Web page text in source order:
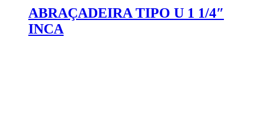
ABRAÇADEIRA TIPO U 1 1/4″
INCA